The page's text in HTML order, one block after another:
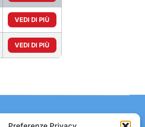
VEDI DI PIÙ
VEDI DI PIÙ